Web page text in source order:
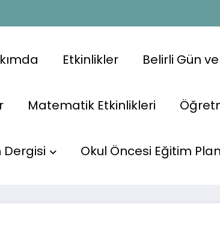
Etkinlikler Belirli Gün
Matematik Etkinlikleri
Dergisi Okul Öncesi Eğitim